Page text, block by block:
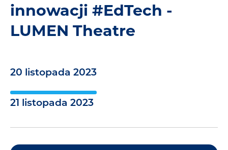
innowacji #EdTech -
LUMEN Theatre
20 listopada 2023
21 listopada 2023